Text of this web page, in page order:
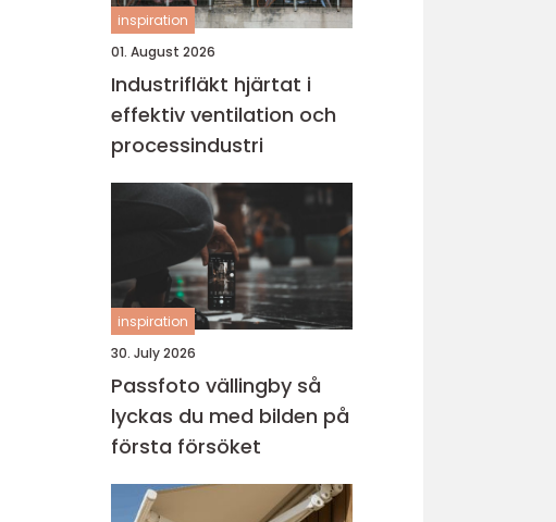
inspiration
01. August 2026
Industrifläkt hjärtat i
effektiv ventilation och
processindustri
inspiration
30. July 2026
Passfoto vällingby så
lyckas du med bilden på
första försöket